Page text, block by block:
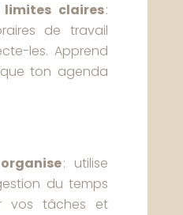
claires:
de travail
les. Apprend
ton agenda
: utilise
du temps
vos tâches et